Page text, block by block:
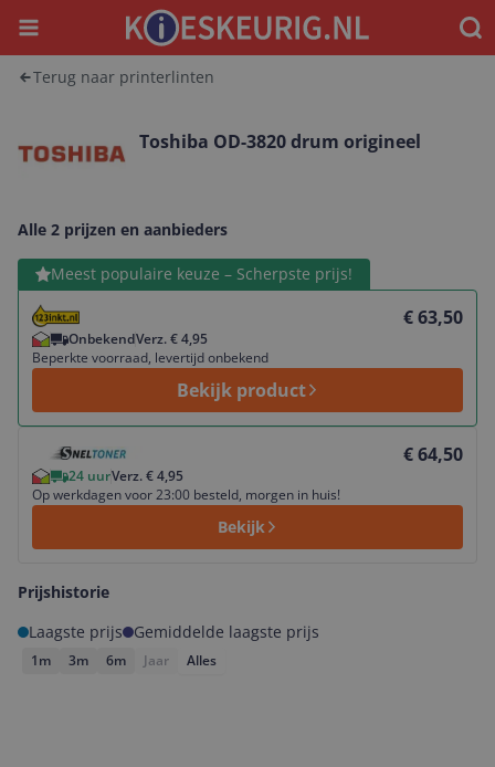
Menu
Terug naar printerlinten
Toshiba OD-3820 drum origineel
Alle 2 prijzen en aanbieders
Meest populaire keuze – Scherpste prijs!
€ 63,50
OnbekendVerz. € 4,95
Beperkte voorraad, levertijd onbekend
Bekijk product
Bekijk product
€ 64,50
24 uurVerz. € 4,95
Op werkdagen voor 23:00 besteld, morgen in huis!
Bekijk
Prijshistorie
Laagste prijs
Gemiddelde laagste prijs
1m 3m 6m Jaar Alles